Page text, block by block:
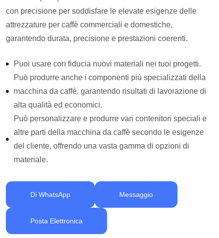
con precisione per soddisfare le elevate esigenze delle
attrezzature per caffè commerciali e domestiche,
garantendo durata, precisione e prestazioni coerenti.
Puoi usare con fiducia nuovi materiali nei tuoi progetti.
Può produrre anche i componenti più specializzati della
macchina da caffè, garantendo risultati di lavorazione di
alta qualità ed economici.
Può personalizzare e produrre vari contenitori speciali e
altre parti della macchina da caffè secondo le esigenze
del cliente, offrendo una vasta gamma di opzioni di
materiale.
Di WhatsApp Messaggio
Posta Elettronica